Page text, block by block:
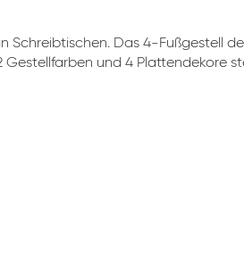
Schreibtischen. Das 4-Fußgestell
und 4 Plattendekore